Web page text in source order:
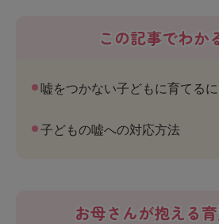
この記事でわか
嘘をつかない子どもに育てる
子どもの嘘への対応方法
お母さんが抱える